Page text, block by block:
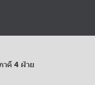
าคี 4 ฝ่าย